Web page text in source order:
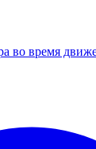
во время